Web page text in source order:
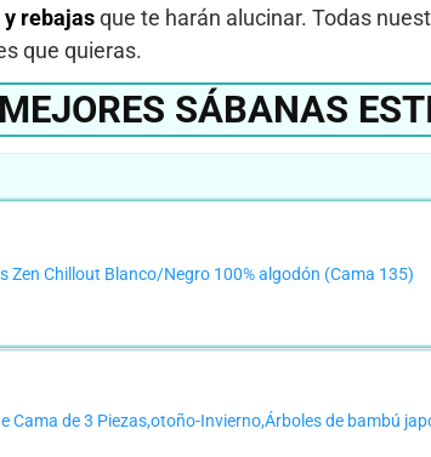
rebajasque te harán alucinar. Todas
que quieras.
MEJORES SÁBANAS
Zen Chillout Blanco/Negro 100% algodón (Cama 135)
Cama de 3 Piezas,otoño-Invierno,Árboles de bambú